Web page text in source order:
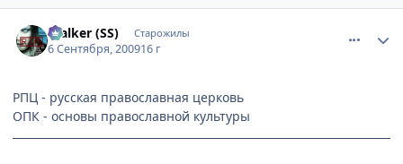
$talker (SS) Старожилы
6 Сентября, 200916 г
РПЦ - русская православная церковь
ОПК - основы православной культуры